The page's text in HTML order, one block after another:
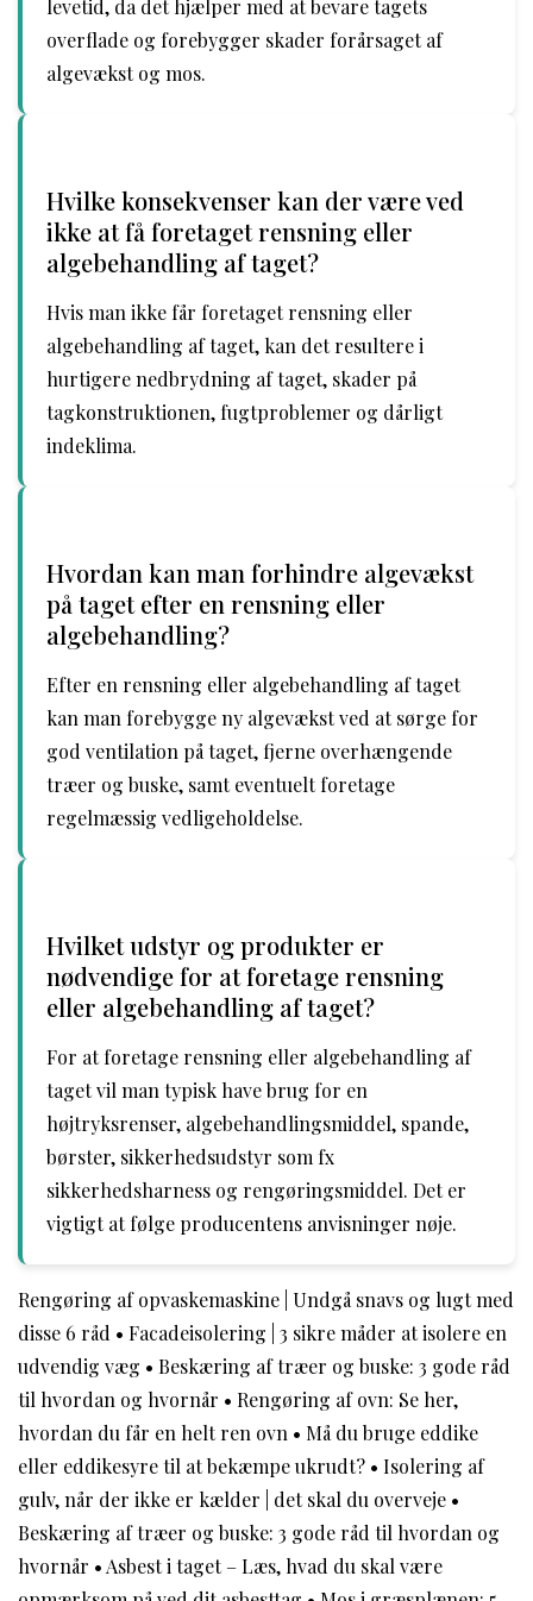
levetid, da det hjælper med at bevare tagets
overflade og forebygger skader forårsaget af
algevækst og mos.
Hvilke konsekvenser kan der være ved
ikke at få foretaget rensning eller
algebehandling af taget?
Hvis man ikke får foretaget rensning eller
algebehandling af taget, kan det resultere i
hurtigere nedbrydning af taget, skader på
tagkonstruktionen, fugtproblemer og dårligt
indeklima.
Hvordan kan man forhindre algevækst
på taget efter en rensning eller
algebehandling?
Efter en rensning eller algebehandling af taget
kan man forebygge ny algevækst ved at sørge for
god ventilation på taget, fjerne overhængende
træer og buske, samt eventuelt foretage
regelmæssig vedligeholdelse.
Hvilket udstyr og produkter er
nødvendige for at foretage rensning
eller algebehandling af taget?
For at foretage rensning eller algebehandling af
taget vil man typisk have brug for en
højtryksrenser, algebehandlingsmiddel, spande,
børster, sikkerhedsudstyr som fx
sikkerhedsharness og rengøringsmiddel. Det er
vigtigt at følge producentens anvisninger nøje.
Rengøring af opvaskemaskine | Undgå snavs og lugt med
disse 6 råd • Facadeisolering | 3 sikre måder at isolere en
udvendig væg • Beskæring af træer og buske: 3 gode råd
til hvordan og hvornår • Rengøring af ovn: Se her,
hvordan du får en helt ren ovn • Må du bruge eddike
eller eddikesyre til at bekæmpe ukrudt? • Isolering af
gulv, når der ikke er kælder | det skal du overveje •
Beskæring af træer og buske: 3 gode råd til hvordan og
hvornår • Asbest i taget – Læs, hvad du skal være